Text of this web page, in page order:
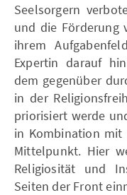
Seelsorgern
und die Förderung
ihrem
Expertin darauf
dem gegenüber
in der
priorisiert werde
in Kombination mit
Mittelpunkt. Hier
Religiosität und
Seiten der Front